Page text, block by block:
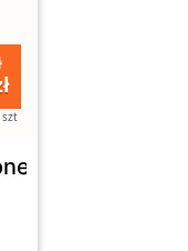
szt
z suszoną